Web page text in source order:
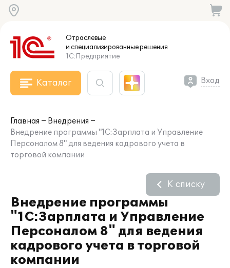
Отраслевые
и специализированныерешения
1С:Предприятие
Каталог Вход
Главная
Внедрения
Внедрение программы "1С:Зарплата и Управление
Персоналом 8" для ведения кадрового учета в
торговой компании
Внедрение программы
"1С:Зарплата и Управление
Персоналом 8" для ведения
кадрового учета в торговой
компании
К списку